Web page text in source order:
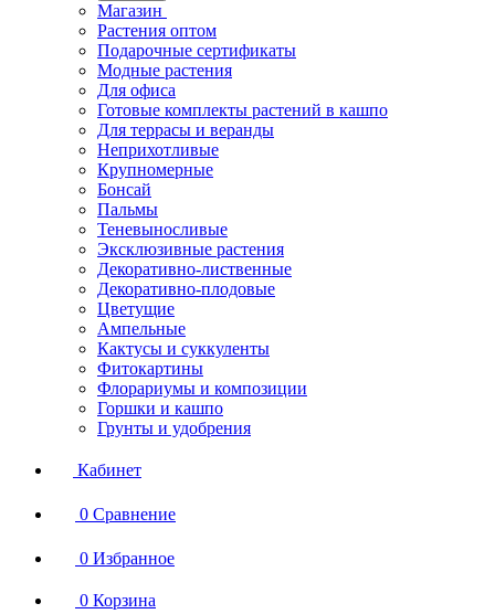
Магазин
Растения оптом
Подарочные сертификаты
Модные растения
Для офиса
Готовые комплекты растений в кашпо
Для террасы и веранды
Неприхотливые
Крупномерные
Бонсай
Пальмы
Теневыносливые
Эксклюзивные растения
Декоративно-лиственные
Декоративно-плодовые
Цветущие
Ампельные
Кактусы и суккуленты
Фитокартины
Флорариумы и композиции
Горшки и кашпо
Грунты и удобрения
Кабинет
0 Сравнение
0 Избранное
0 Корзина